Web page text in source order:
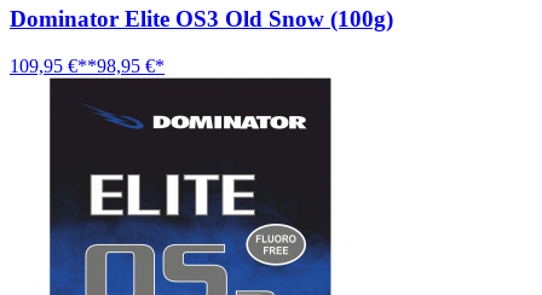
Dominator Elite OS3 Old Snow (100g)
109,95 €**98,95 €*